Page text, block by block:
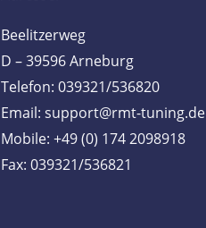
Beelitzerweg
D – 39596 Arneburg
Telefon: 039321/536820
Email: support@rmt-tuning.de
Mobile: +49 (0) 174 2098918
Fax: 039321/536821